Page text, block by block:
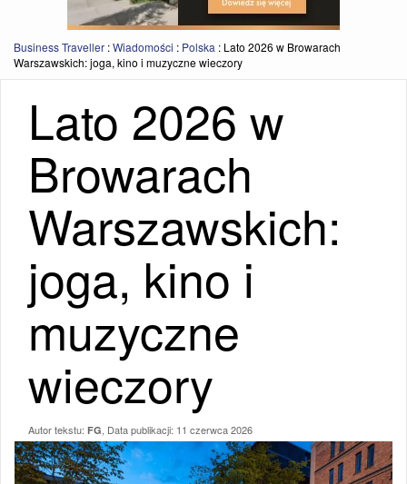
Business Traveller :Wiadomości : Polska : Lato 2026 w Browarach
Warszawskich: joga, kino i muzyczne wieczory
Lato 2026 w
Browarach
Warszawskich:
joga, kino i
muzyczne
wieczory
Autor tekstu: FG , Data publikacji: 11 czerwca 2026